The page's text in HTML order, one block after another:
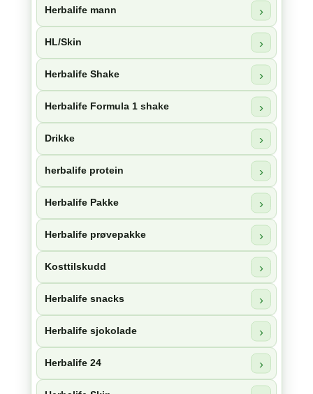
Herbalife mann
HL/Skin
Herbalife Shake
Herbalife Formula 1 shake
Drikke
herbalife protein
Herbalife Pakke
Herbalife prøvepakke
Kosttilskudd
Herbalife snacks
Herbalife sjokolade
Herbalife 24